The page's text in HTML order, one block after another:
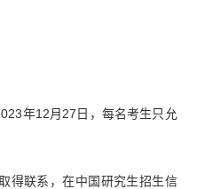
年12月27日，每名考生只允
得联系，在中国研究生招生信